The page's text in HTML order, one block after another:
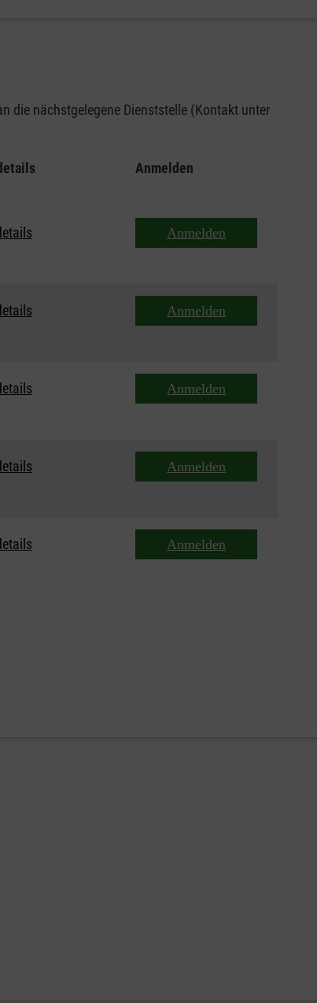
die nächstgelegene Dienststelle (Kontakt unter
Anmelden
Anmelden
Anmelden
Anmelden
Anmelden
Anmelden